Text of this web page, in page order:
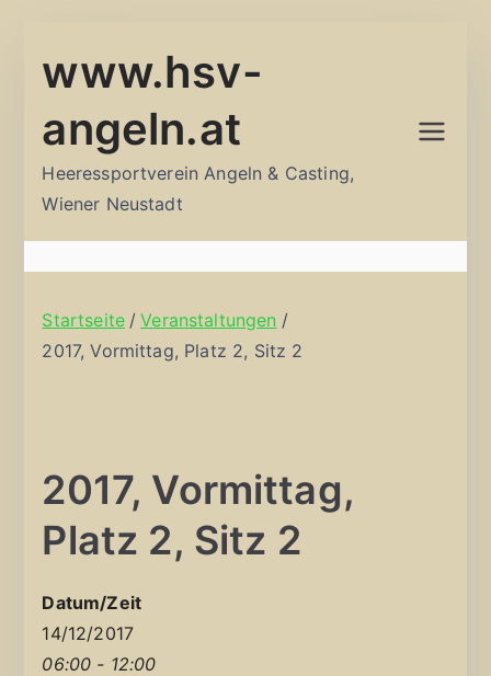
Inhalt
www.hsv-
angeln.at
Heeressportverein Angeln & Casting,
Wiener Neustadt
Startseite
Veranstaltungen
2017, Vormittag, Platz 2, Sitz 2
2017, Vormittag,
Platz 2, Sitz 2
Datum/Zeit
14/12/2017
06:00 - 12:00